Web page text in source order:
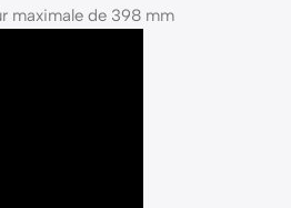
maximale de 398 mm